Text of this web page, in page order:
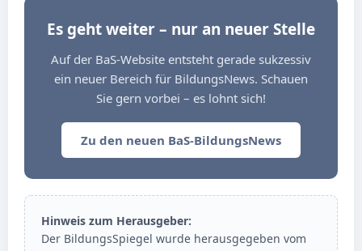
Es geht weiter – nur an neuer Stelle
Auf der BaS-Website entsteht gerade sukzessiv
ein neuer Bereich für BildungsNews. Schauen
Sie gern vorbei – es lohnt sich!
Zu den neuen BaS-BildungsNews
Hinweis zum Herausgeber:
Der BildungsSpiegel wurde herausgegeben vom